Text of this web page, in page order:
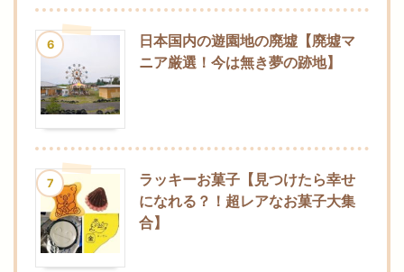
6
日本国内の遊園地の廃墟【廃墟マ
ニア厳選！今は無き夢の跡地】
7
ラッキーお菓子【見つけたら幸せ
になれる？！超レアなお菓子大集
合】